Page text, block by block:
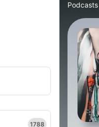
1788
Podcasts